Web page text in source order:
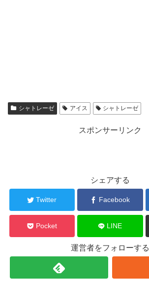
シャトレーゼ アイス シャトレーゼ
スポンサーリンク
シェアする
Twitter Facebook
Pocket LINE
運営者をフォローする